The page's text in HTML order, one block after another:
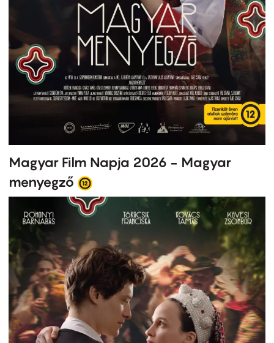
Magyar Film Napja 2026 - Magyar
menyegző